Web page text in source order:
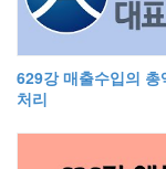
629강 매출수입의
처리